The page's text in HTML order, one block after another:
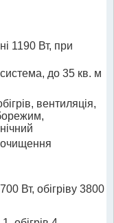
1190 Вт, при
система, до 35 кв. м
вентиляція,
очищення
Вт, обігріву 3800